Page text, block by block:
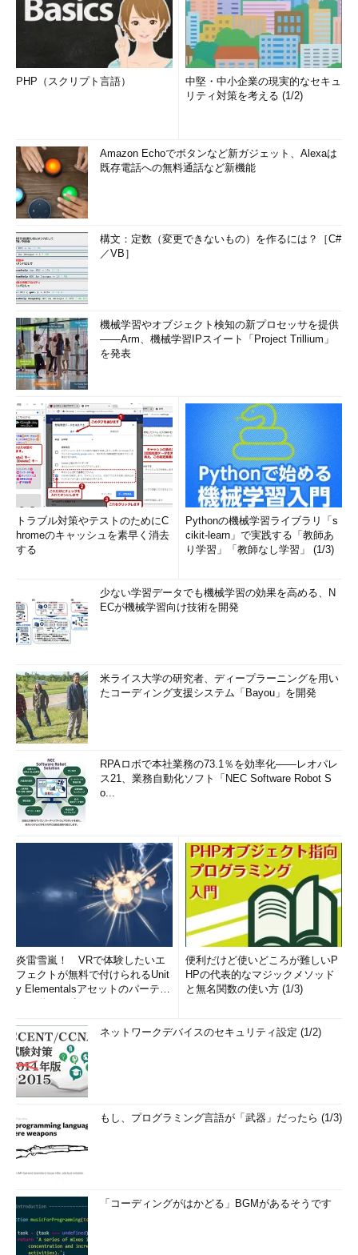
PHP（スクリプト言語）
中堅・中小企業の現実的なセキュ
リティ対策を考える (1/2)
Amazon Echoでボタンなど新ガジェット、Alexaは
既存電話への無料通話など新機能
構文：定数（変更できないもの）を作るには？［C#
／VB］
機械学習やオブジェクト検知の新プロセッサを提供
――Arm、機械学習IPスイート「Project Trillium」
を発表
トラブル対策やテストのためにC
hromeのキャッシュを素早く消去
する
Pythonの機械学習ライブラリ「s
cikit-learn」で実践する「教師あ
り学習」「教師なし学習」 (1/3)
少ない学習データでも機械学習の効果を高める、N
ECが機械学習向け技術を開発
米ライス大学の研究者、ディープラーニングを用い
たコーディング支援システム「Bayou」を開発
RPAロボで本社業務の73.1％を効率化――レオパレ
ス21、業務自動化ソフト「NEC Software Robot S
o...
炎雷雪嵐！ VRで体験したいエ
フェクトが無料で付けられるUnit
y Elementalsアセットのパーティ
便利だけど使いどころが難しいP
HPの代表的なマジックメソッド
と無名関数の使い方 (1/3)
ネットワークデバイスのセキュリティ設定 (1/2)
もし、プログラミング言語が「武器」だったら (1/3)
「コーディングがはかどる」BGMがあるそうです